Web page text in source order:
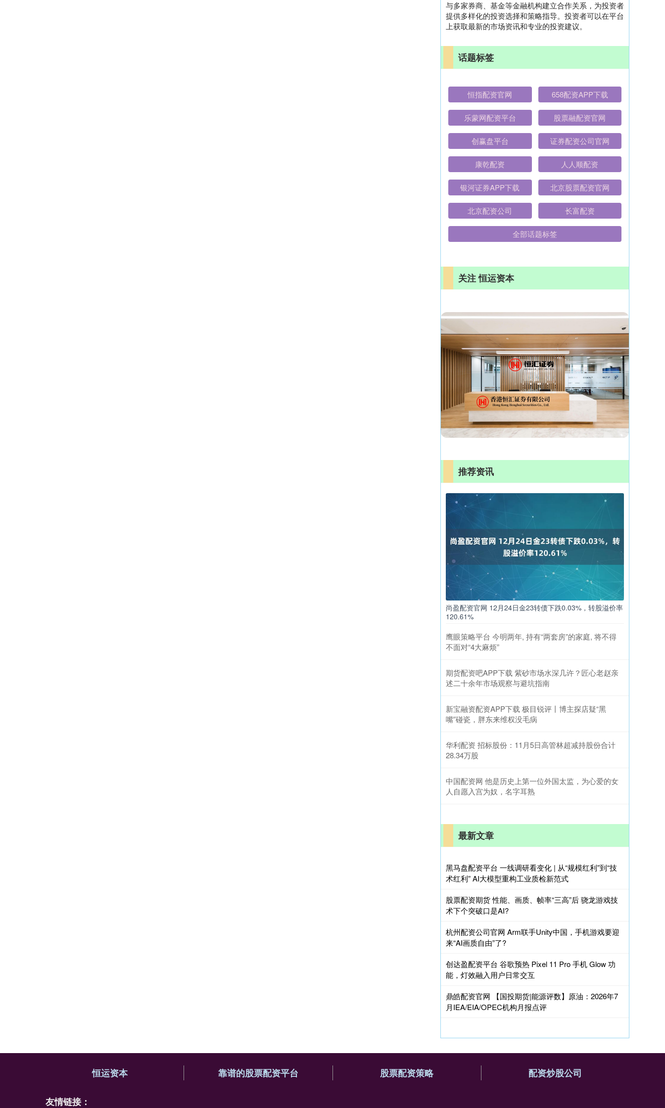
与多家券商、基金等金融机构建立合作关系，为投资者
提供多样化的投资选择和策略指导。投资者可以在平台
上获取最新的市场资讯和专业的投资建议。
话题标签
恒指配资官网 658配资APP下载
乐蒙网配资平台 股票融配资官网
创赢盘平台 证券配资公司官网
康乾配资 人人顺配资
银河证券APP下载 北京股票配资官网
北京配资公司 长富配资
全部话题标签
关注 恒运资本
推荐资讯
尚盈配资官网 12月24日金23转债下跌0.03%，转股溢价率
120.61%
鹰眼策略平台 今明两年, 持有“两套房”的家庭, 将不得
不面对“4大麻烦”
期货配资吧APP下载 紫砂市场水深几许？匠心老赵亲
述二十余年市场观察与避坑指南
新宝融资配资APP下载 极目锐评丨博主探店疑“黑
嘴”碰瓷，胖东来维权没毛病
华利配资 招标股份：11月5日高管林超减持股份合计
28.34万股
中国配资网 他是历史上第一位外国太监，为心爱的女
人自愿入宫为奴，名字耳熟
最新文章
黑马盘配资平台 一线调研看变化 | 从“规模红利”到“技
术红利” AI大模型重构工业质检新范式
股票配资期货 性能、画质、帧率“三高”后 骁龙游戏技
术下个突破口是AI?
杭州配资公司官网 Arm联手Unity中国，手机游戏要迎
来“AI画质自由”了?
创达盈配资平台 谷歌预热 Pixel 11 Pro 手机 Glow 功
能，灯效融入用户日常交互
鼎皓配资官网 【国投期货|能源评数】原油：2026年7
月IEA/EIA/OPEC机构月报点评
恒运资本 靠谱的股票配资平台 股票配资策略 配资炒股公司
友情链接：